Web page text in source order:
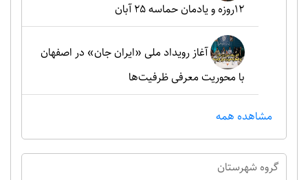
۱۲روزه و یادمان حماسه ۲۵ آبان
آغاز رویداد ملی «ایران جان» در اصفهان
با محوریت معرفی ظرفیت‌ها
مشاهده همه
گروه شهرستان